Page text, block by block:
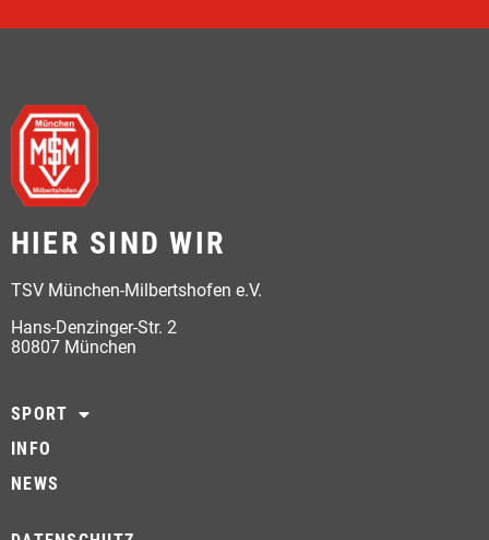
HIER SIND WIR
TSV München-Milbertshofen e.V.
Hans-Denzinger-Str. 2
80807 München
SPORT
INFO
NEWS